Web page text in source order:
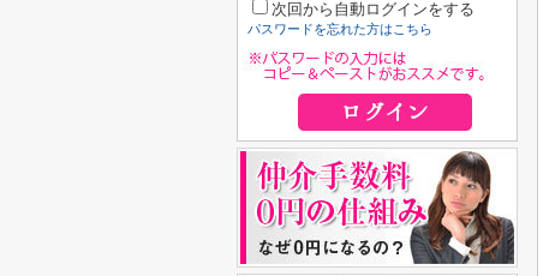
次回から自動ログインをする
パスワードを忘れた方はこちら